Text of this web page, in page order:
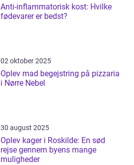
Anti-inflammatorisk kost: Hvilke
fødevarer er bedst?
02 oktober 2025
Oplev mad begejstring på pizzaria
i Nørre Nebel
30 august 2025
Oplev kager i Roskilde: En sød
rejse gennem byens mange
muligheder